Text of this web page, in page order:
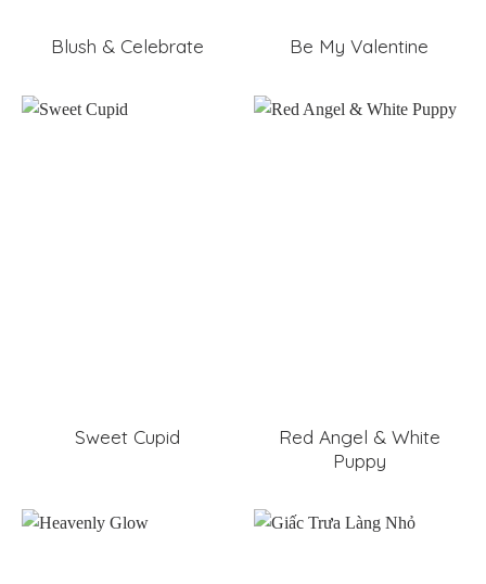
Blush & Celebrate Be My Valentine
Sweet Cupid
Red Angel & White
Puppy